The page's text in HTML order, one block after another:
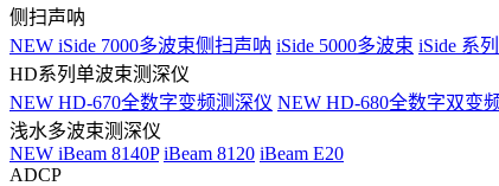
侧扫声呐
NEW iSide 7000多波束侧扫声呐 iSide 5000多波束 iSide 系
HD系列单波束测深仪
NEW HD-670全数字变频测深仪 NEW HD-680全数字双变
浅水多波束测深仪
NEW iBeam 8140P iBeam 8120 iBeam E20
ADCP